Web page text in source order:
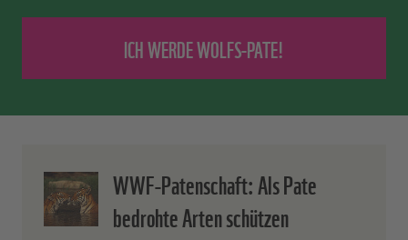
Patenschaften?
unterscheiden sie sich darin, dass zum
höherwertiger wird. Gold-Paten erhalten
zudem einmal jährlich ein kleines
Geschenk. Zum anderen erhalten Sie mit
* Wolf-, Luchs- & Seeadler-Patenschaften: 1x
pro Jahr im Mai/ Juni
WWF-Patenschaft: Als Pate
bedrohte Arten schützen